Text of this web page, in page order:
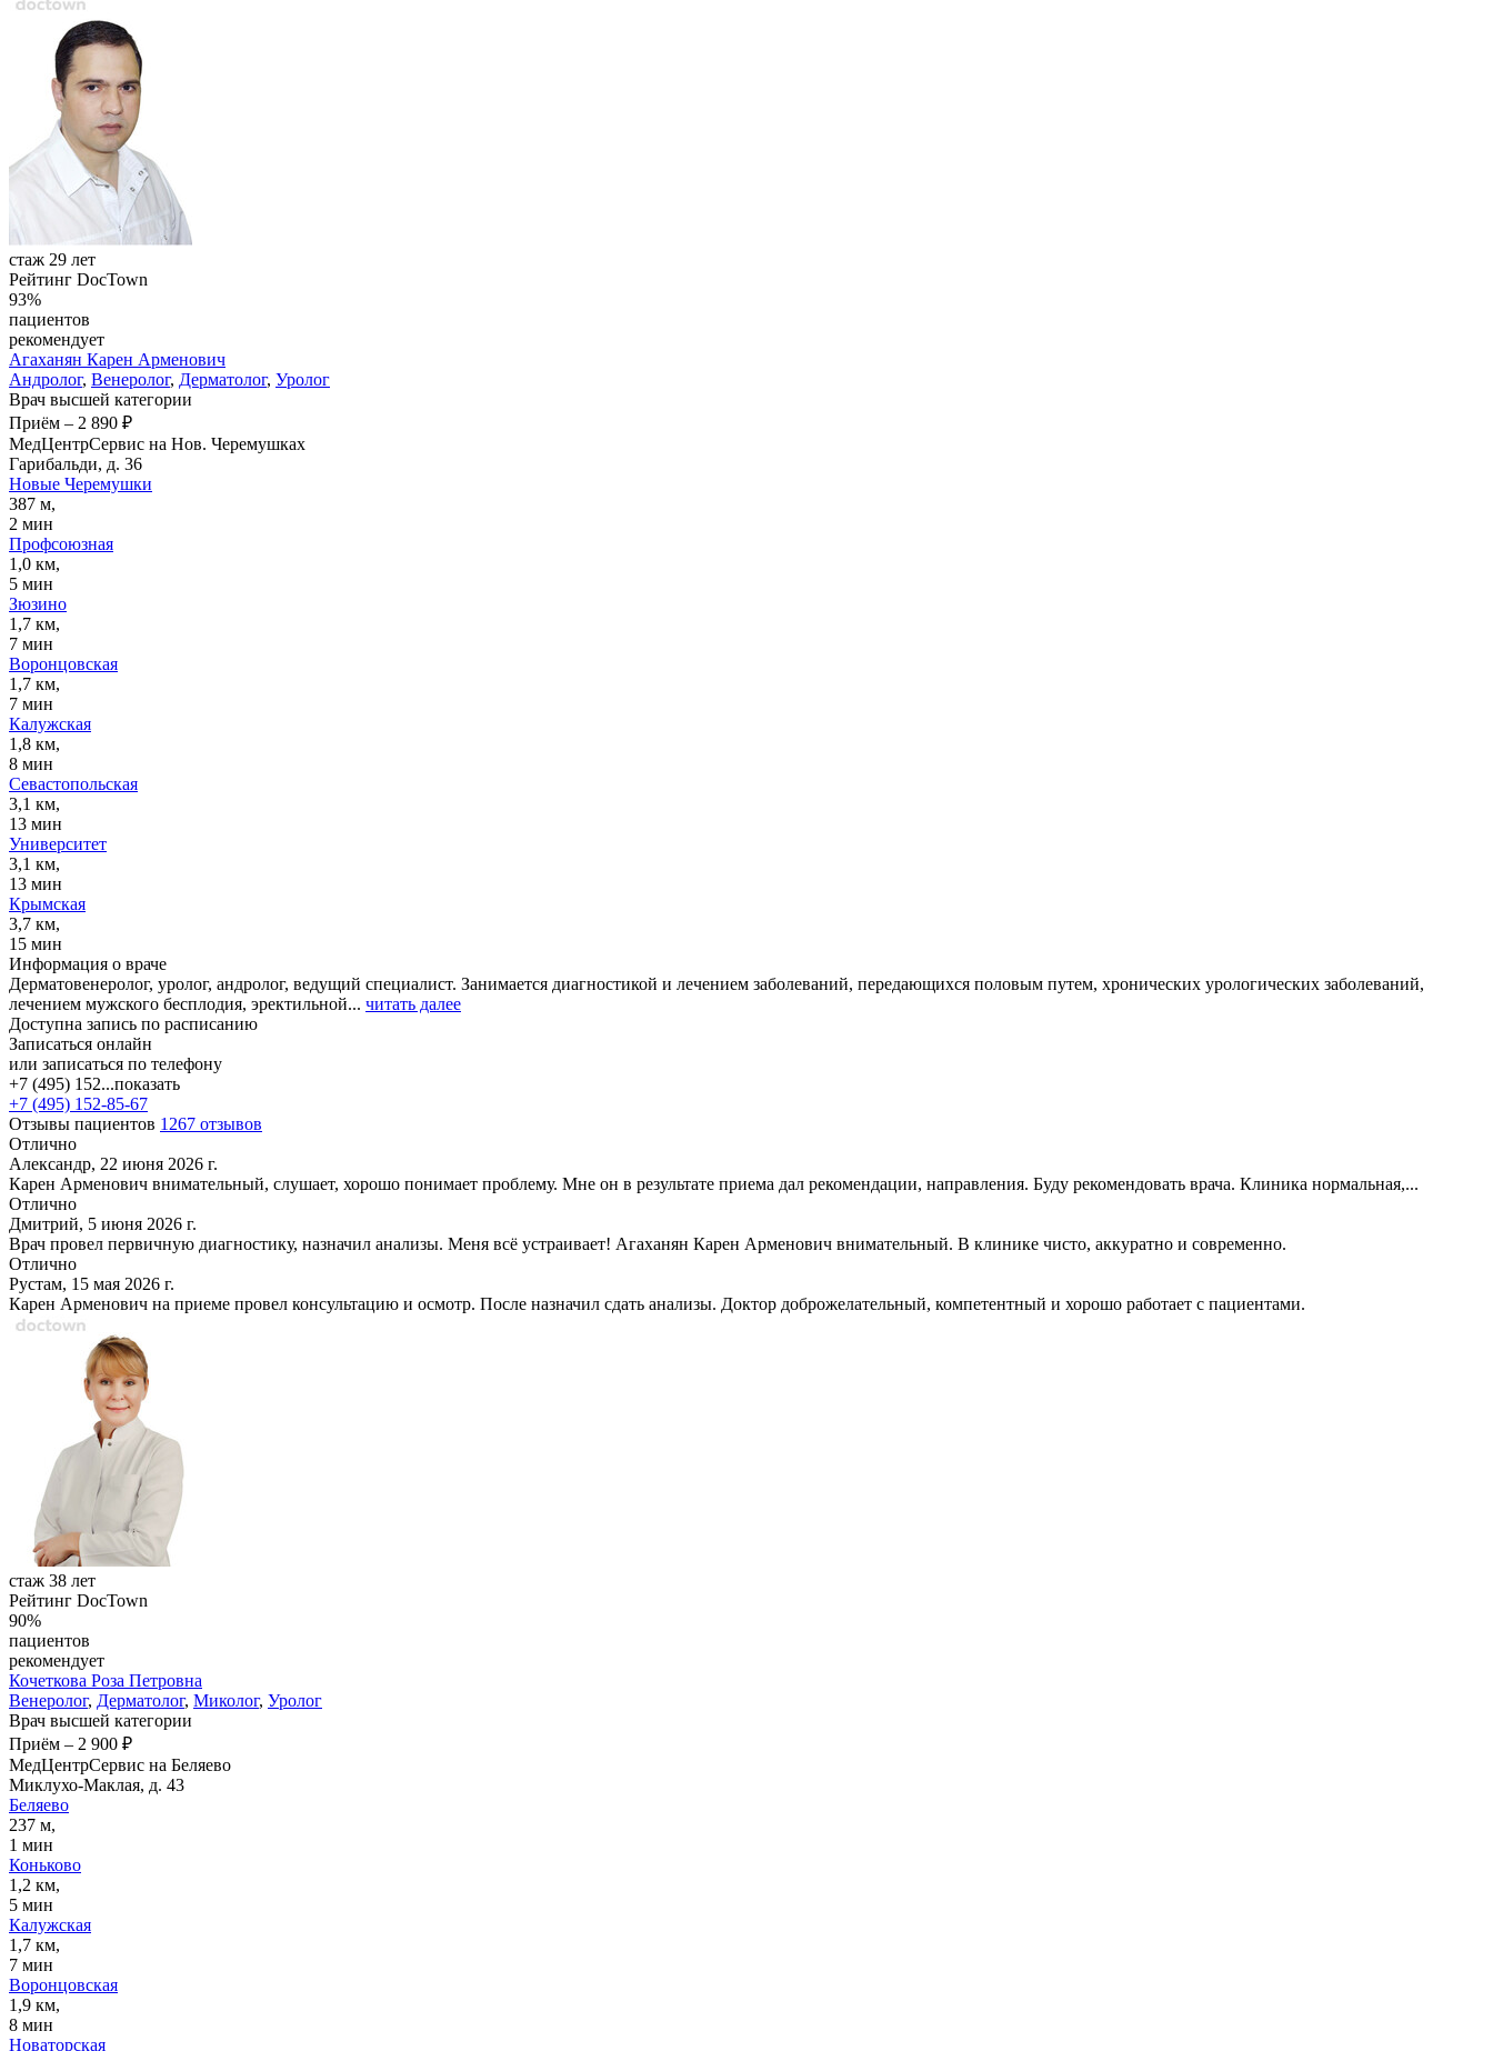
стаж 29 лет
Рейтинг DocTown
93%
пациентов
рекомендует
Агаханян Карен Арменович
Андролог, Венеролог, Дерматолог, Уролог
Врач высшей категории
Приём – 2 890 ₽
МедЦентрСервис на Нов. Черемушках
Гарибальди, д. 36
Новые Черемушки
387 м,
2 мин
Профсоюзная
1,0 км,
5 мин
Зюзино
1,7 км,
7 мин
Воронцовская
1,7 км,
7 мин
Калужская
1,8 км,
8 мин
Севастопольская
3,1 км,
13 мин
Университет
3,1 км,
13 мин
Крымская
3,7 км,
15 мин
Информация о враче
Дерматовенеролог, уролог, андролог, ведущий специалист. Занимается диагностикой и лечением заболеваний, передающихся половым путем, хронических урологических заболеваний,
лечением мужского бесплодия, эректильной... читать далее
Доступна запись по расписанию
Записаться онлайн
или записаться по телефону
+7 (495) 152...показать
+7 (495) 152-85-67
Отзывы пациентов 1267 отзывов
Отлично
Александр, 22 июня 2026 г.
Карен Арменович внимательный, слушает, хорошо понимает проблему. Мне он в результате приема дал рекомендации, направления. Буду рекомендовать врача. Клиника нормальная,...
Отлично
Дмитрий, 5 июня 2026 г.
Врач провел первичную диагностику, назначил анализы. Меня всё устраивает! Агаханян Карен Арменович внимательный. В клинике чисто, аккуратно и современно.
Отлично
Рустам, 15 мая 2026 г.
Карен Арменович на приеме провел консультацию и осмотр. После назначил сдать анализы. Доктор доброжелательный, компетентный и хорошо работает с пациентами.
стаж 38 лет
Рейтинг DocTown
90%
пациентов
рекомендует
Кочеткова Роза Петровна
Венеролог, Дерматолог, Миколог, Уролог
Врач высшей категории
Приём – 2 900 ₽
МедЦентрСервис на Беляево
Миклухо-Маклая, д. 43
Беляево
237 м,
1 мин
Коньково
1,2 км,
5 мин
Калужская
1,7 км,
7 мин
Воронцовская
1,9 км,
8 мин
Новаторская